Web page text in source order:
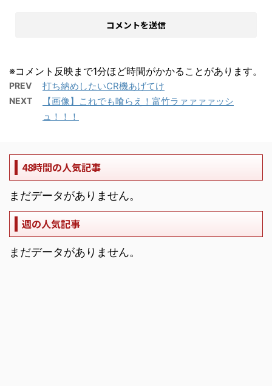
※コメント反映まで1分ほど時間がかかることがあります。
PREV 打ち納めしたいCR機あげてけ
NEXT
【画像】これでも喰らえ！富竹ラァァァァッシ
ュ！！！
48時間の人気記事
まだデータがありません。
週の人気記事
まだデータがありません。